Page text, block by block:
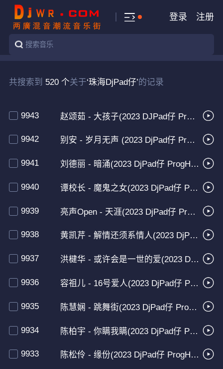
登录 注册
共搜索到 520 个关于‘珠海DjPad仔’的记录
9943 赵颂茹 - 大孩子(2023 DJPad仔 ProgHouse Mix粤语女)
9942 别安 - 岁月无声 (2023 DjPad仔 ProgHouse Mix粤语男)车载版
9941 刘德丽 - 暗涌(2023 DjPad仔 ProgHouse Mix粤语女)
9940 谭校长 - 魔鬼之女(2023 DjPad仔 ProgHouse Mix粤语男)BPM团队出品
9939 亮声Open - 天涯(2023 DjPad仔 ProgHouse Mix粤语女)BPM团队出品
9938 黄凯芹 - 解情还须系情人(2023 DjPad仔 Proghouse Mix粤语男)
9937 洪楗华 - 或许会是一世的爱(2023 DjPad仔 ProgHouse Mix粤语男)
9936 容祖儿 - 16号爱人(2023 DjPad仔 ProgHouse Mix粤语女)
9935 陈慧娴 - 跳舞街(2023 DjPad仔 ProgHouse Mix粤语女)恩平Dj小飞提供
9934 陈柏宇 - 你瞒我瞒(2023 DjPad仔 ProgHouse Mix粤语男)恩平DJ小飞提供
9933 陈松伶 - 缘份(2023 DjPad仔 ProgHouse Mix粤语语女)恩平Dj小飞提供